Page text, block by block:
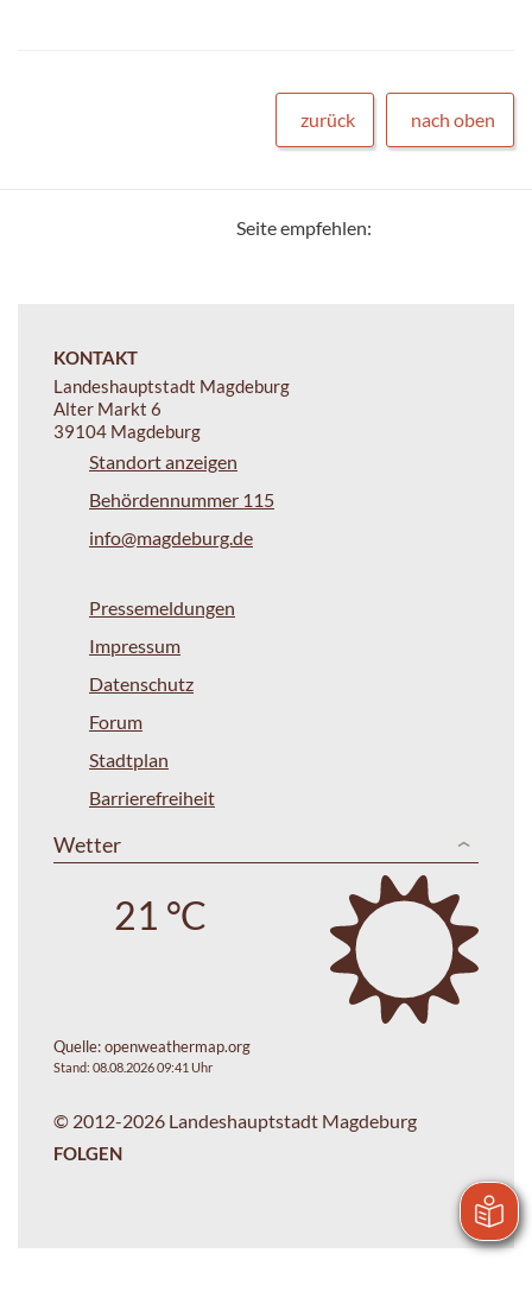
zurück nach oben
Seite empfehlen:
KONTAKT
Landeshauptstadt Magdeburg
Alter Markt 6
39104 Magdeburg
Standort anzeigen
Behördennummer 115
info@magdeburg.de
Pressemeldungen
Impressum
Datenschutz
Forum
Stadtplan
Barrierefreiheit
Wetter
21 °C
Quelle:openweathermap.org
Stand: 08.08.2026 09:41 Uhr
© 2012-2026 Landeshauptstadt Magdeburg
FOLGEN